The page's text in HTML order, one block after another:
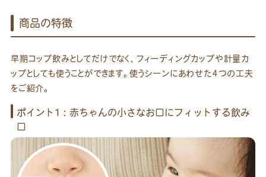
商品の特徴
早期コップ飲みとしてだけでなく、フィーディングカップや計量カ
ップとしても使うことができます。使うシーンにあわせた4つの工夫
をご紹介。
ポイント1：赤ちゃんの小さなお口にフィットする飲み
口